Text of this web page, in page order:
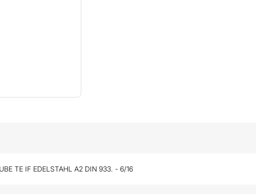
TE IF EDELSTAHL A2 DIN 933. - 6/16